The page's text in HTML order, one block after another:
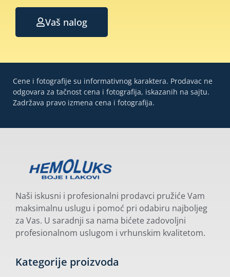
Vaš nalog
Cene i fotografije su informativnog karaktera. Prodavac ne
odgovara za tačnost cena i fotografija, iskazanih na sajtu.
Zadržava pravo izmena cena i fotografija.
Naši iskusni i profesionalni prodavci pružiće Vam
maksimalnu uslugu i pomoć pri odabiru najboljeg
za Vas. U saradnji sa nama bićete zadovoljni
profesionalnom uslugom i vrhunskim kvalitetom.
Kategorije proizvoda